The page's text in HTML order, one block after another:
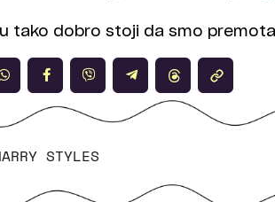
tako dobro stoji da smo
STYLES